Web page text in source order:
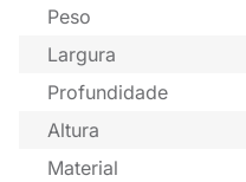
Peso
Largura
Profundidade
Altura
Material